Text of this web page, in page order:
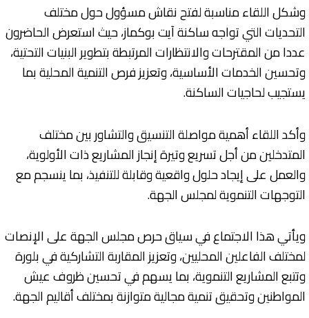
وشكل اللقاء مناسبة لفتح نقاش مسؤول حول مختلف
التحديات التي تواجه ساكنة آيت بوكماز، حيث استعرض الحاضرون
عددا من المقترحات والانتظارات المرتبطة بتطوير البنيات التحتية،
وتحسين الخدمات الأساسية، وتعزيز فرص التنمية المحلية بما
يستجيب لحاجيات الساكنة.
وأكد اللقاء أهمية مواصلة التنسيق والتشاور بين مختلف
المتدخلين من أجل تسريع وتيرة إنجاز المشاريع ذات الأولوية،
والعمل على إيجاد حلول واقعية وقابلة للتنفيذ، بما ينسجم مع
التوجهات التنموية لمجلس الجهة.
ويأتي هذا الاجتماع في سياق حرص مجلس الجهة على الإنصات
لمختلف الفاعلين المحليين، وتعزيز المقاربة التشاركية في بلورة
وتتبع المشاريع التنموية، بما يسهم في تحسين ظروف عيش
المواطنين وتحقيق تنمية مجالية متوازنة بمختلف أقاليم الجهة.